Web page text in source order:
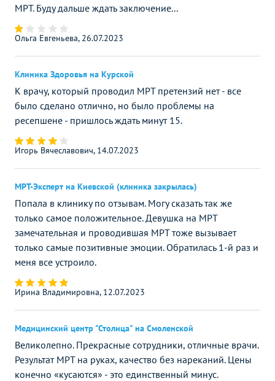
МРТ. Буду дальше ждать заключение...
Ольга Евгеньева, 26.07.2023
Клиника Здоровья на Курской
К врачу, который проводил МРТ претензий нет - все
было сделано отлично, но было проблемы на
ресепшене - пришлось ждать минут 15.
Игорь Вячеславович, 14.07.2023
МРТ-Эксперт на Киевской (клиника закрылась)
Попала в клинику по отзывам. Могу сказать так же
только самое положительное. Девушка на МРТ
замечательная и проводившая МРТ тоже вызывает
только самые позитивные эмоции. Обратилась 1-й раз и
меня все устроило.
Ирина Владимировна, 12.07.2023
Медицинский центр "Столица" на Смоленской
Великолепно. Прекрасные сотрудники, отличные врачи.
Результат МРТ на руках, качество без нареканий. Цены
конечно «кусаются» - это единственный минус.